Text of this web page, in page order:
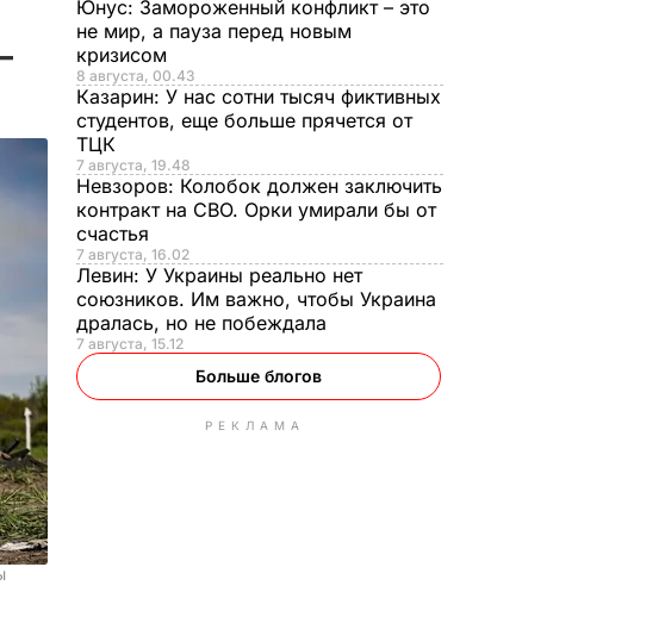
Юнус: Замороженный конфликт – это
не мир, а пауза перед новым
кризисом
8 августа, 00.43
Казарин: У нас сотни тысяч фиктивных
студентов, еще больше прячется от
ТЦК
7 августа, 19.48
Невзоров: Колобок должен заключить
контракт на СВО. Орки умирали бы от
счастья
7 августа, 16.02
Левин: У Украины реально нет
союзников. Им важно, чтобы Украина
дралась, но не побеждала
7 августа, 15.12
Больше блогов
РЕКЛАМА